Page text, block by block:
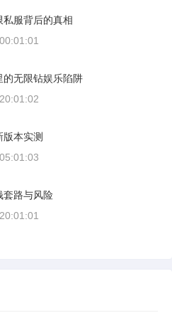
私服背后的真相
的无限钻娱乐陷阱
本实测
套路与风险